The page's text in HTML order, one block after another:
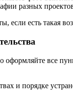
разных
если есть такая
оформляйте все
и порядке